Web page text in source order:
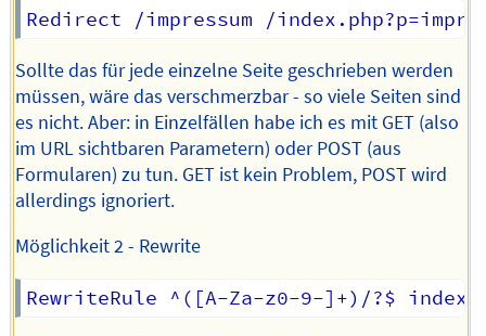
Sollte das für jede einzelne Seite geschrieben werden
müssen, wäre das verschmerzbar - so viele Seiten sind
es nicht. Aber: in Einzelfällen habe ich es mit GET (also
im URL sichtbaren Parametern) oder POST (aus
Formularen) zu tun. GET ist kein Problem, POST wird
allerdings ignoriert.
Möglichkeit 2 - Rewrite